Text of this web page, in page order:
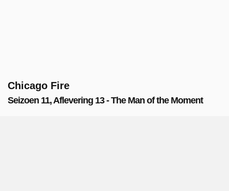
Chicago Fire
Seizoen 11, Aflevering 13 - The Man of the Moment